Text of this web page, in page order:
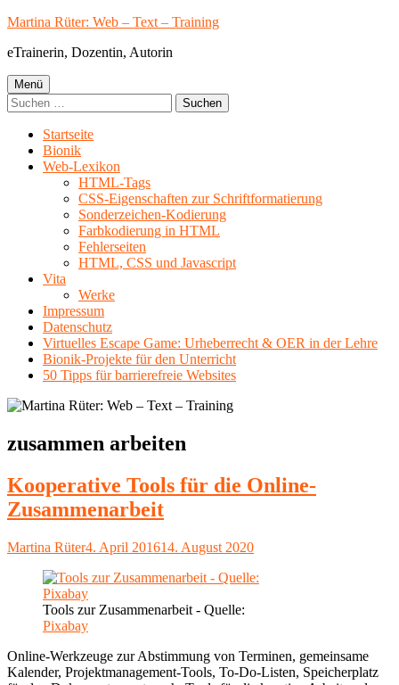
Springe
Inhalt
Martina Rüter: Web – Text – Training
eTrainerin, Dozentin, Autorin
Primäres
Menü
Menü
Suchen
nach:
Startseite
Bionik
Web-Lexikon
HTML-Tags
CSS-Eigenschaften zur Schriftformatierung
Sonderzeichen-Kodierung
Farbkodierung in HTML
Fehlerseiten
HTML, CSS und Javascript
Vita
Werke
Impressum
Datenschutz
Virtuelles Escape Game: Urheberrecht & OER in der Lehre
Bionik-Projekte für den Unterricht
50 Tipps für barrierefreie Websites
Schlagwort:
zusammen arbeiten
Kooperative Tools für die Online-
Zusammenarbeit
Autor
Martina RüterVeröffentlicht
4. April 201614. August 2020
Tools zur Zusammenarbeit - Quelle:
Pixabay
Online-Werkzeuge zur Abstimmung von Terminen, gemeinsame
Kalender, Projektmanagement-Tools, To-Do-Listen, Speicherplatz